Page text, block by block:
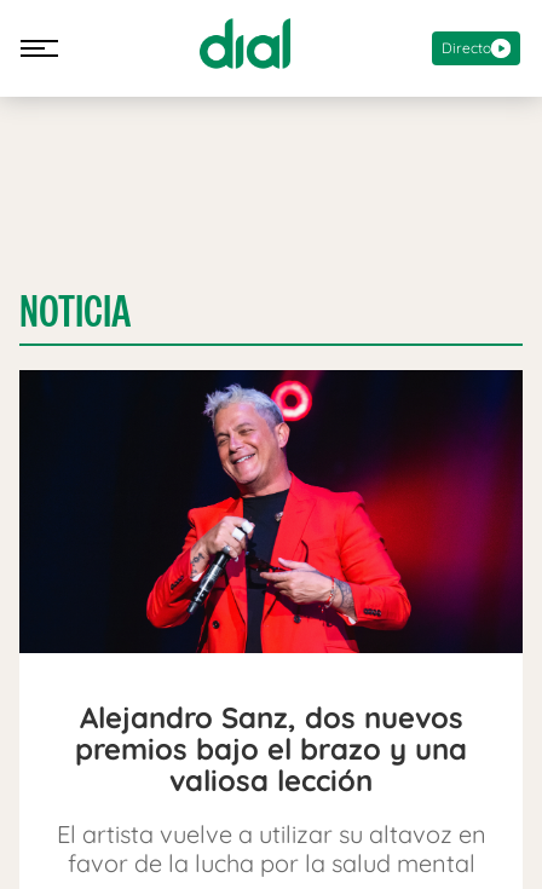
Directo
NOTICIA
Alejandro Sanz, dos nuevos
premios bajo el brazo y una
valiosa lección
El artista vuelve a utilizar su altavoz en
favor de la lucha por la salud mental